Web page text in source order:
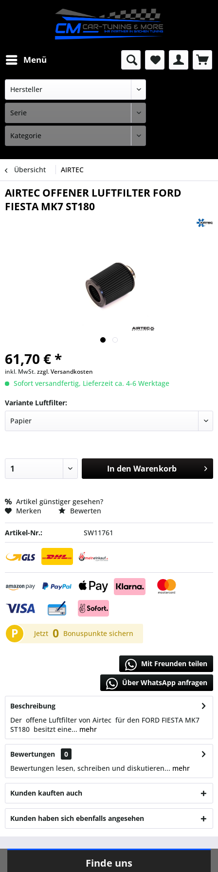
Menü
Übersicht AIRTEC
AIRTEC OFFENER LUFTFILTER FORD
FIESTA MK7 ST180
61,70 € *
inkl. MwSt.zzgl. Versandkosten
Sofort versandfertig, Lieferzeit ca. 4-6 Werktage
Variante Luftfilter:
In den Warenkorb
Artikel günstiger gesehen?
Merken
Bewerten
Artikel-Nr.: SW11761
P Jetzt 0 Bonuspunkte sichern
Mit Freunden teilen
Über WhatsApp anfragen
Beschreibung
Der offene Luftfilter von Airtec für den FORD FIESTA MK7
ST180 besitzt eine... mehr
Bewertungen
0
Bewertungen lesen, schreiben und diskutieren... mehr
Kunden kauften auch
Kunden haben sich ebenfalls angesehen
Finde uns